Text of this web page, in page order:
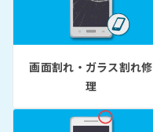
画面割れ・ガラス割れ修
理